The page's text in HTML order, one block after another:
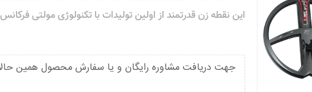
این نقطه زن قدرتمند از اولین تولیدات با تکنولوژی مولتی
جهت دریافت مشاوره رایگان و یا سفارش محصول همین